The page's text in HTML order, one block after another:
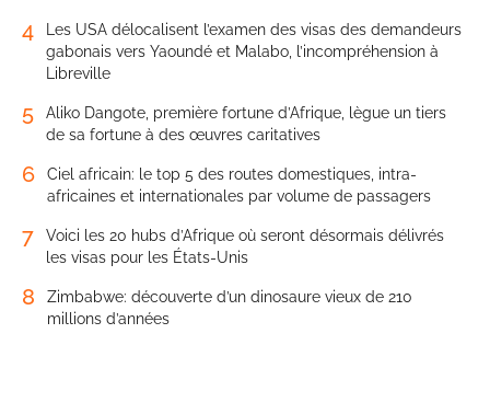
4
Les USA délocalisent l’examen des visas des demandeurs
gabonais vers Yaoundé et Malabo, l’incompréhension à
Libreville
5
Aliko Dangote, première fortune d’Afrique, lègue un tiers
de sa fortune à des œuvres caritatives
6
Ciel africain: le top 5 des routes domestiques, intra-
africaines et internationales par volume de passagers
7
Voici les 20 hubs d’Afrique où seront désormais délivrés
les visas pour les États-Unis
8
Zimbabwe: découverte d’un dinosaure vieux de 210
millions d’années